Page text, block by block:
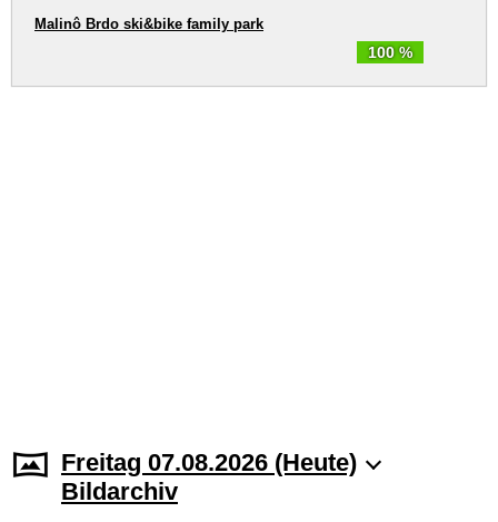
100 %
Malinô Brdo ski&bike family park
Freitag 07.08.2026 (Heute)
Bildarchiv